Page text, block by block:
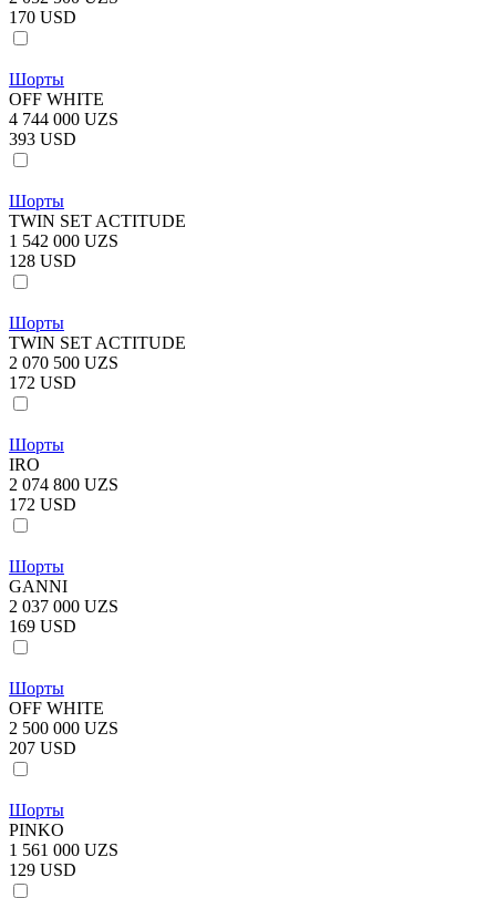
170 USD
Шорты
OFF WHITE
4 744 000 UZS
393 USD
Шорты
TWIN SET ACTITUDE
1 542 000 UZS
128 USD
Шорты
TWIN SET ACTITUDE
2 070 500 UZS
172 USD
Шорты
IRO
2 074 800 UZS
172 USD
Шорты
GANNI
2 037 000 UZS
169 USD
Шорты
OFF WHITE
2 500 000 UZS
207 USD
Шорты
PINKO
1 561 000 UZS
129 USD